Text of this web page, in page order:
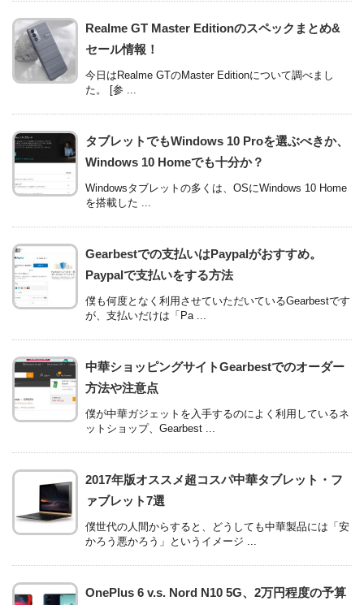
Realme GT Master Editionのスペックまとめ&
セール情報！
今日はRealme GTのMaster Editionについて調べまし
た。 [参 ...
タブレットでもWindows 10 Proを選ぶべきか、
Windows 10 Homeでも十分か？
Windowsタブレットの多くは、OSにWindows 10 Home
を搭載した ...
Gearbestでの支払いはPaypalがおすすめ。
Paypalで支払いをする方法
僕も何度となく利用させていただいているGearbestです
が、支払いだけは「Pa ...
中華ショッピングサイトGearbestでのオーダー
方法や注意点
僕が中華ガジェットを入手するのによく利用しているネ
ットショップ、Gearbest ...
2017年版オススメ超コスパ中華タブレット・フ
ァブレット7選
僕世代の人間からすると、どうしても中華製品には「安
かろう悪かろう」というイメージ ...
OnePlus 6 v.s. Nord N10 5G、2万円程度の予算